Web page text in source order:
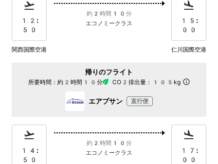
12:
50
約2時間10分
エコノミークラス
15:
00
関西国際空港 仁川国際空港
帰りのフライト
所要時間： 約2時間10分 CO2排出量： 105kg
エアプサン 直行便
14:
50
約2時間10分
エコノミークラス
17:
00